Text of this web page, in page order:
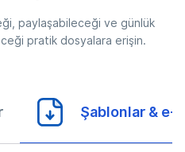
paylaşabileceği ve günlük
pratik dosyalara erişin.
Şablonlar & e-